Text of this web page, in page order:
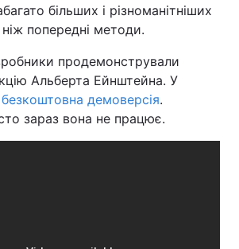
більших і різноманітніших
попередні методи.
продемонстрували
Альберта Ейнштейна. У
безкоштовна демоверсія.
зараз вона не працює.